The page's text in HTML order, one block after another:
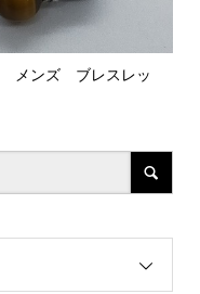
メンズ ブレスレッ